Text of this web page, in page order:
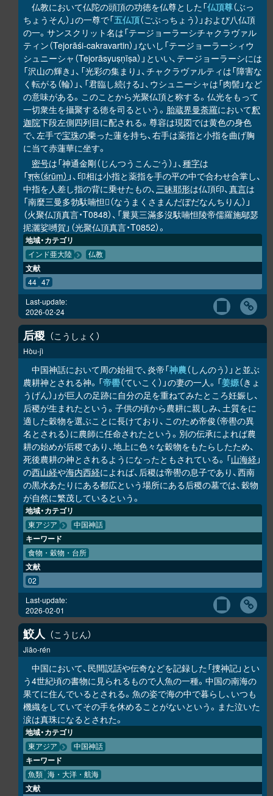
仏教において仏陀の頭頂の功徳を仏尊とした「仏頂尊（ぶっ
ちょうそん）」の一尊で「五仏頂（ごぶっちょう）」および八仏頂
の一。サンスクリット名は「テージョーラーシチャクラヴァル
ティン（Tejorāśi-cakravartin）」ないし「テージョーラーシィウ
シュニーシャ（Tejorāsyuṣṇīṣa）」といい、テージョーラーシには
「沢山の輝き」、「光彩の集まり」、チャクラヴァルティは「障害な
く転がる（輪）」、「君臨し続ける」、ウシュニーシャは「肉髻」など
の意味がある。このことから光聚仏頂と称する。仏光をもって
一切衆生を攝聚する徳を司るという。 胎蔵界曼荼羅において釈
迦院下段左側四列目に配される。尊容は現図では黄色の身色
で、左手で宝珠の乗った蓮を持ち、右手は薬指と小指を曲げ胸
に当て赤蓮華に坐す。
密号は「神通金剛（じんつうこんごう）」、種字は
「श्रूं（śrūṃ） 」、印相は小指と薬指を手の平の中で合わせ合掌し、
中指を人差し指の背に乗せたもの、三昧耶形は仏頂印、真言は
「南麼三曼多勃馱喃怛 𭌇 （なうまくさまんだぼだなんちりん）」
（火聚仏頂真言・T0848）、「曩莫三滿多沒馱喃怛陵帝儒羅施鄔瑟
抳灑娑嚩賀」（光聚仏頂真言・T0852）。
地域・カテゴリ
インド亜大陸 仏教
文献
44 47
Last-update:
2026-02-24
后稷 こうしょく
Hòu-jì
中国神話において周の始祖で、炎帝「神農（しんのう）」と並ぶ
農耕神とされる神。「帝嚳（ていこく）」の妻の一人。「姜嫄（きょ
うげん）」が巨人の足跡に自分の足を重ねてみたところ妊娠し、
后稷が生まれたという。子供の頃から農耕に親しみ、土質をに
適した穀物を選ぶことに長けており、このため帝俊（帝嚳の異
名とされる）に農師に任命されたという。別の伝承によれば農
耕の始めが后稷であり、地上に色々な穀物をもたらしたため、
死後農耕の神とされるようになったともされている。「山海経 」
の西山経や海内西経によれば、后稷は帝嚳の息子であり、西南
の黒水あたりにある都広という場所にある后稷の墓では、穀物
が自然に繁茂しているという。
地域・カテゴリ
東アジア 中国神話
キーワード
食物・穀物・台所
文献
02
Last-update:
2026-02-01
鮫人 こうじん
Jiāo-rén
中国において、民間説話や伝奇などを記録した「捜神記」とい
う4世紀頃の書物に見られるもので人魚の一種。中国の南海の
果てに住んでいるとされる。魚の姿で海の中で暮らし、いつも
機織をしていてその手を休めることがないという。また泣いた
涙は真珠になるとされた。
地域・カテゴリ
東アジア 中国神話
キーワード
魚類 海・大洋・航海
文献